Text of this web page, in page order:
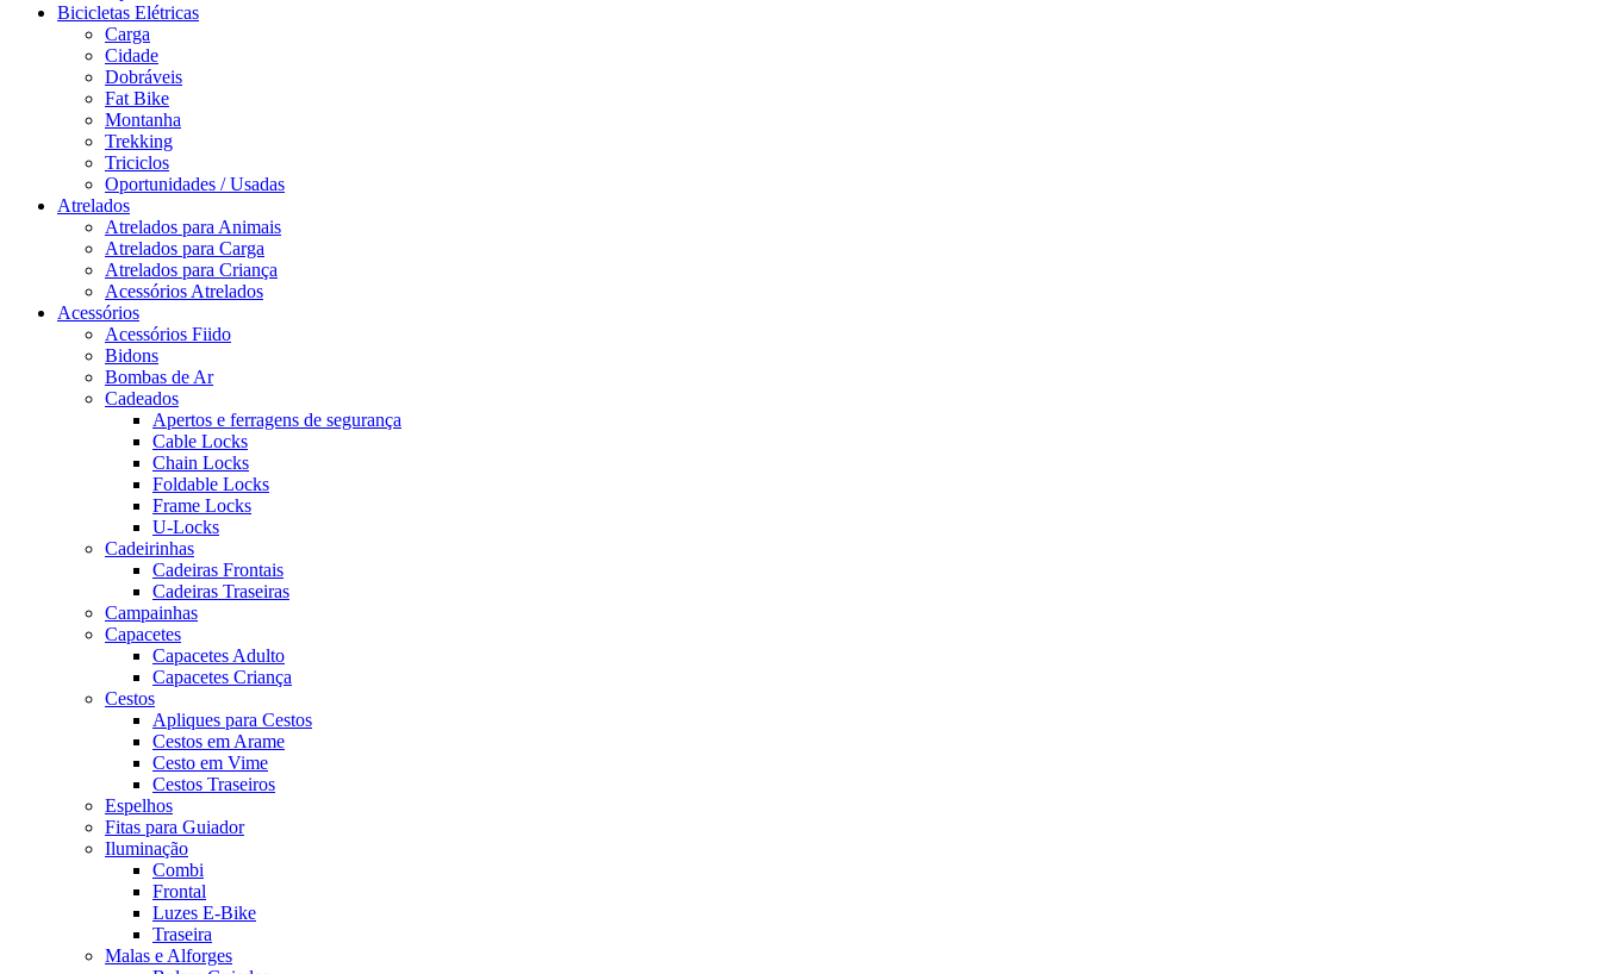
Bicicletas Elétricas
Carga
Cidade
Dobráveis
Fat Bike
Montanha
Trekking
Triciclos
Oportunidades / Usadas
Atrelados
Atrelados para Animais
Atrelados para Carga
Atrelados para Criança
Acessórios Atrelados
Acessórios
Acessórios Fiido
Bidons
Bombas de Ar
Cadeados
Apertos e ferragens de segurança
Cable Locks
Chain Locks
Foldable Locks
Frame Locks
U-Locks
Cadeirinhas
Cadeiras Frontais
Cadeiras Traseiras
Campainhas
Capacetes
Capacetes Adulto
Capacetes Criança
Cestos
Apliques para Cestos
Cestos em Arame
Cesto em Vime
Cestos Traseiros
Espelhos
Fitas para Guiador
Iluminação
Combi
Frontal
Luzes E-Bike
Traseira
Malas e Alforges